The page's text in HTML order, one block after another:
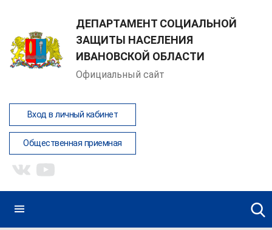
ДЕПАРТАМЕНТ СОЦИАЛЬНОЙ
ЗАЩИТЫ НАСЕЛЕНИЯ
ИВАНОВСКОЙ ОБЛАСТИ
Официальный сайт
Вход в личный кабинет
Общественная приемная